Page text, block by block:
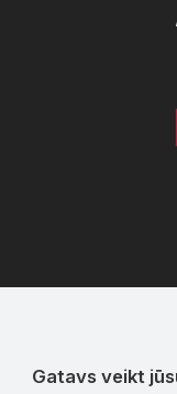
Gatavs veikt